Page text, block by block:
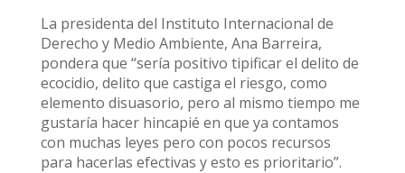
La presidenta del Instituto Internacional de
Derecho y Medio Ambiente, Ana Barreira,
pondera que “sería positivo tipificar el delito de
ecocidio, delito que castiga el riesgo, como
elemento disuasorio, pero al mismo tiempo me
gustaría hacer hincapié en que ya contamos
con muchas leyes pero con pocos recursos
para hacerlas efectivas y esto es prioritario”.